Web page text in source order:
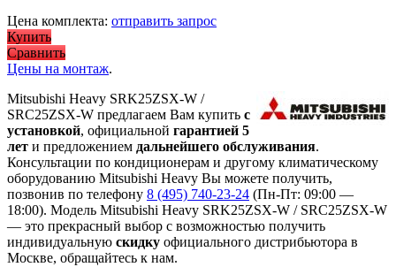
Цена комплекта: отправить запрос
Купить
Сравнить
Цены на монтаж.
Mitsubishi Heavy SRK25ZSX-W /
SRC25ZSX-W предлагаем Вам купить с
установкой, официальной гарантией 5
лет и предложением дальнейшего обслуживания.
Консультации по кондиционерам и другому климатическому
оборудованию Mitsubishi Heavy Вы можете получить,
позвонив по телефону 8 (495) 740-23-24 (Пн-Пт: 09:00 —
18:00). Модель Mitsubishi Heavy SRK25ZSX-W / SRC25ZSX-W
— это прекрасный выбор с возможностью получить
индивидуальную скидку официального дистрибьютора в
Москве, обращайтесь к нам.